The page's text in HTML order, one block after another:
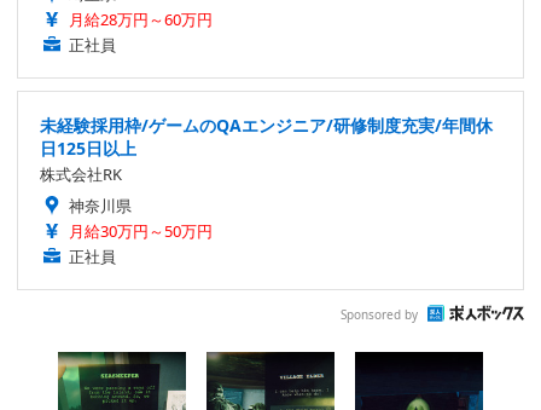
月給28万円～60万円
正社員
未経験採用枠/ゲームのQAエンジニア/研修制度充実/年間休
日125日以上
株式会社RK
神奈川県
月給30万円～50万円
正社員
Sponsored by